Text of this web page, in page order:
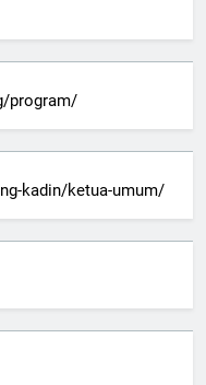
program/
kadin/ketua-umum/